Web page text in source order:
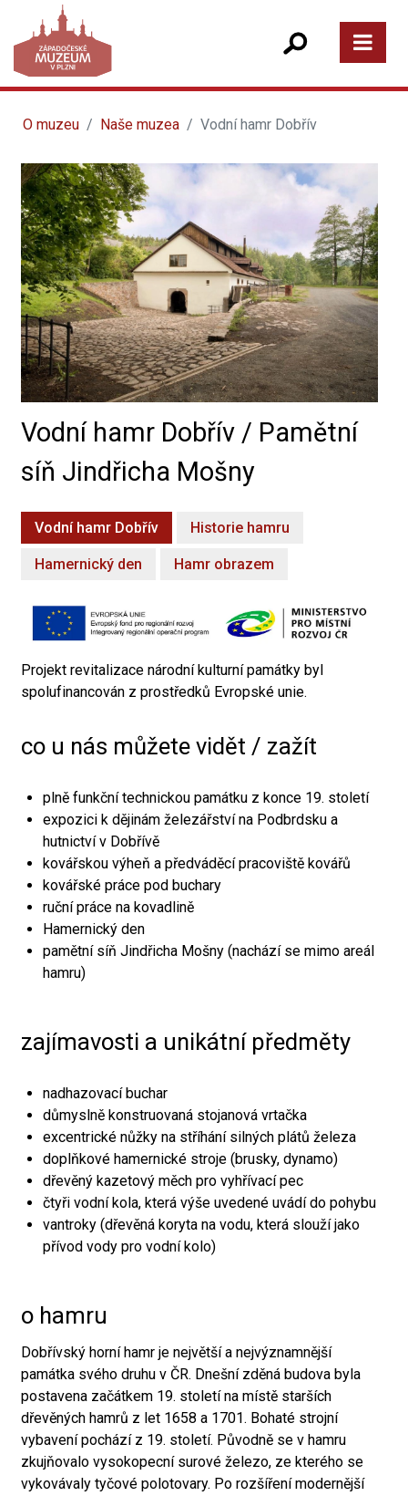
O muzeu Naše muzea Vodní hamr Dobřív
Vodní hamr Dobřív / Pamětní
síň Jindřicha Mošny
Vodní hamr Dobřív Historie hamru
Hamernický den Hamr obrazem
Projekt revitalizace národní kulturní památky byl
spolufinancován z prostředků Evropské unie.
co u nás můžete vidět / zažít
plně funkční technickou památku z konce 19. století
expozici k dějinám železářství na Podbrdsku a
hutnictví v Dobřívě
kovářskou výheň a předváděcí pracoviště kovářů
kovářské práce pod buchary
ruční práce na kovadlině
Hamernický den
pamětní síň Jindřicha Mošny (nachází se mimo areál
hamru)
zajímavosti a unikátní předměty
nadhazovací buchar
důmyslně konstruovaná stojanová vrtačka
excentrické nůžky na stříhání silných plátů železa
doplňkové hamernické stroje (brusky, dynamo)
dřevěný kazetový měch pro vyhřívací pec
čtyři vodní kola, která výše uvedené uvádí do pohybu
vantroky (dřevěná koryta na vodu, která slouží jako
přívod vody pro vodní kolo)
o hamru
Dobřívský horní hamr je největší a nejvýznamnější
památka svého druhu v ČR. Dnešní zděná budova byla
postavena začátkem 19. století na místě starších
dřevěných hamrů z let 1658 a 1701. Bohaté strojní
vybavení pochází z 19. století. Původně se v hamru
zkujňovalo vysokopecní surové železo, ze kterého se
vykovávaly tyčové polotovary. Po rozšíření modernější